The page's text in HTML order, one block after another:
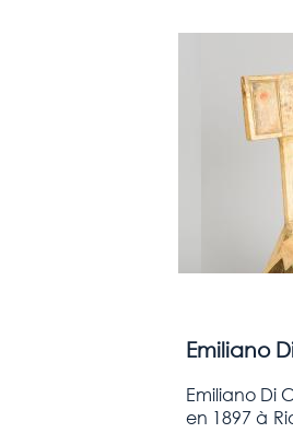
Emiliano
Emiliano Di
en 1897 à